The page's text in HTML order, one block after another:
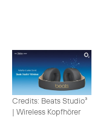
Credits: Beats Studio³
| Wireless Kopfhörer